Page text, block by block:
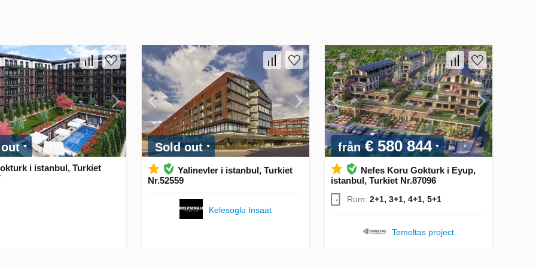
i istanbul, Turkiet
Sold out
Yalinevler i istanbul, Turkiet
Nr.52559
Kelesoglu Insaat
från€ 580 844
Nefes Koru Gokturk i Eyup,
istanbul, Turkiet Nr.87096
Rum: 2+1, 3+1, 4+1, 5+1
Temeltas project